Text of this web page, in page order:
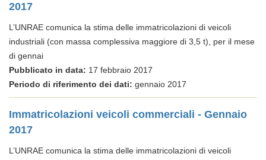
2017
L’UNRAE comunica la stima delle immatricolazioni di veicoli
industriali (con massa complessiva maggiore di 3,5 t), per il mese
di gennai
Pubblicato in data: 17 febbraio 2017
Periodo di riferimento dei dati: gennaio 2017
Immatricolazioni veicoli commerciali - Gennaio
2017
L’UNRAE comunica la stima delle immatricolazioni di veicoli